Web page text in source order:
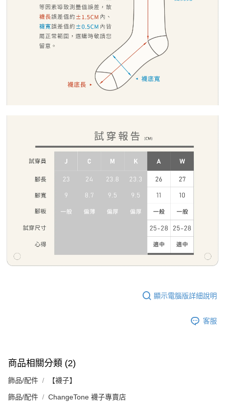
顯示電腦版詳細說明
客服
商品相關分類 (2)
飾品/配件 【襪子】
飾品/配件 ChangeTone 襪子專賣店